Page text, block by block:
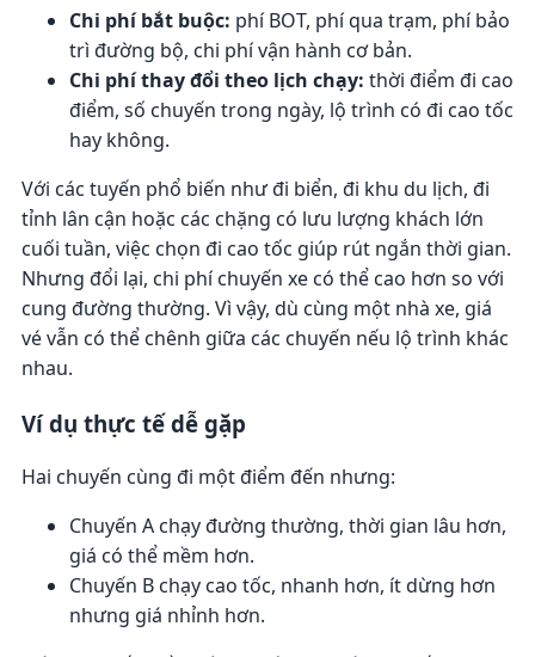
Chi phí bắt buộc: phí BOT, phí qua trạm, phí bảo
trì đường bộ, chi phí vận hành cơ bản.
Chi phí thay đổi theo lịch chạy: thời điểm đi cao
điểm, số chuyến trong ngày, lộ trình có đi cao tốc
hay không.
Với các tuyến phổ biến như đi biển, đi khu du lịch, đi
tỉnh lân cận hoặc các chặng có lưu lượng khách lớn
cuối tuần, việc chọn đi cao tốc giúp rút ngắn thời gian.
Nhưng đổi lại, chi phí chuyến xe có thể cao hơn so với
cung đường thường. Vì vậy, dù cùng một nhà xe, giá
vé vẫn có thể chênh giữa các chuyến nếu lộ trình khác
nhau.
Ví dụ thực tế dễ gặp
Hai chuyến cùng đi một điểm đến nhưng:
Chuyến A chạy đường thường, thời gian lâu hơn,
giá có thể mềm hơn.
Chuyến B chạy cao tốc, nhanh hơn, ít dừng hơn
nhưng giá nhỉnh hơn.